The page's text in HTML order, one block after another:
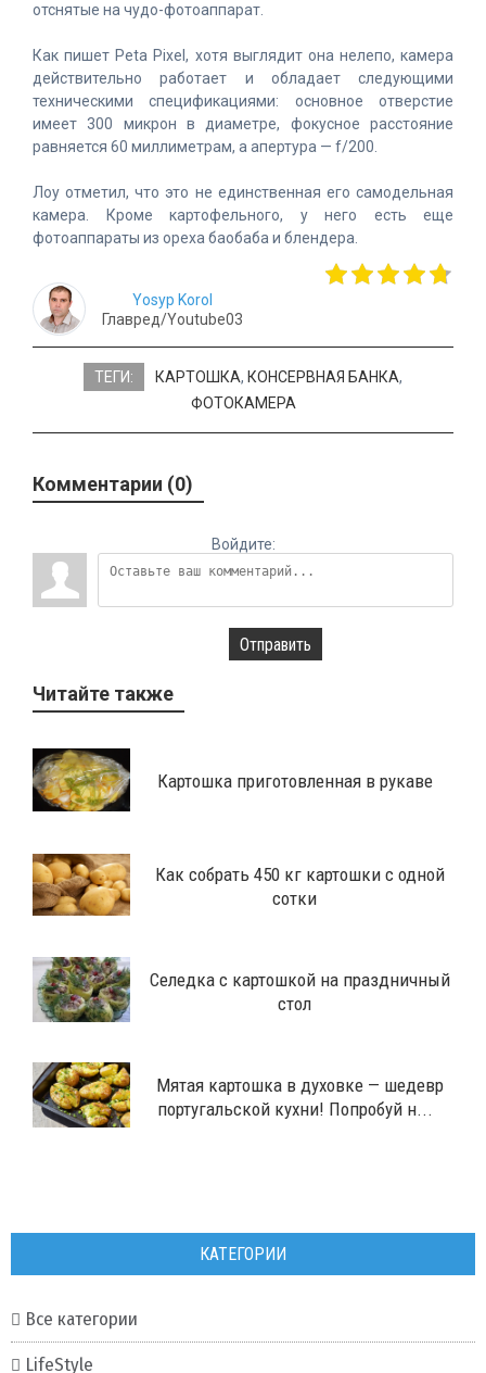
отснятые на чудо-фотоаппарат.
Как пишет Peta Pixel, хотя выглядит она нелепо, камера
действительно работает и обладает следующими
техническими спецификациями: основное отверстие
имеет 300 микрон в диаметре, фокусное расстояние
равняется 60 миллиметрам, а апертура — f/200.
Лоу отметил, что это не единственная его самодельная
камера. Кроме картофельного, у него есть еще
фотоаппараты из ореха баобаба и блендера.
Yosyp Korol
Главред/Youtube03
ТЕГИ: КАРТОШКА, КОНСЕРВНАЯ БАНКА,
ФОТОКАМЕРА
Комментарии (0)
Войдите:
Отправить
Читайте также
Картошка приготовленная в рукаве
Как собрать 450 кг картошки с одной
сотки
Селедка с картошкой на праздничный
стол
Мятая картошка в духовке — шедевр
португальской кухни! Попробуй н...
КАТЕГОРИИ
Все категории
LifeStyle